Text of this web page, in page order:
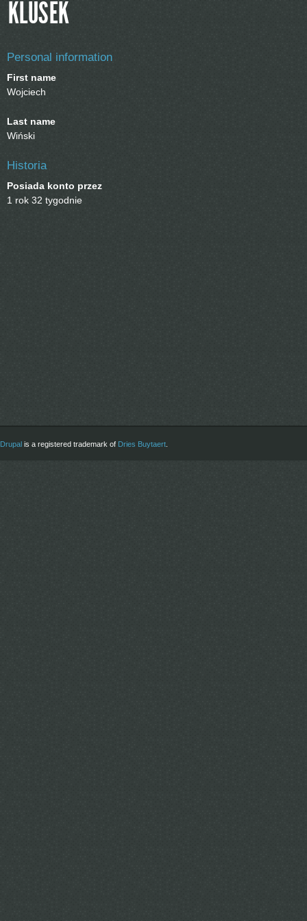
KLUSEK
Personal information
First name
Wojciech
Last name
Wiński
Historia
Posiada konto przez
1 rok 32 tygodnie
Drupal is a registered trademark of Dries Buytaert